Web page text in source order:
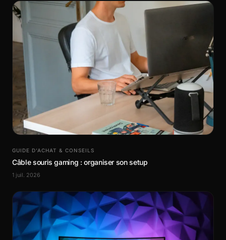
GUIDE D’ACHAT & CONSEILS
Câble souris gaming : organiser son setup
1 juil. 2026